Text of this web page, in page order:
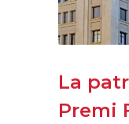
La
Premi